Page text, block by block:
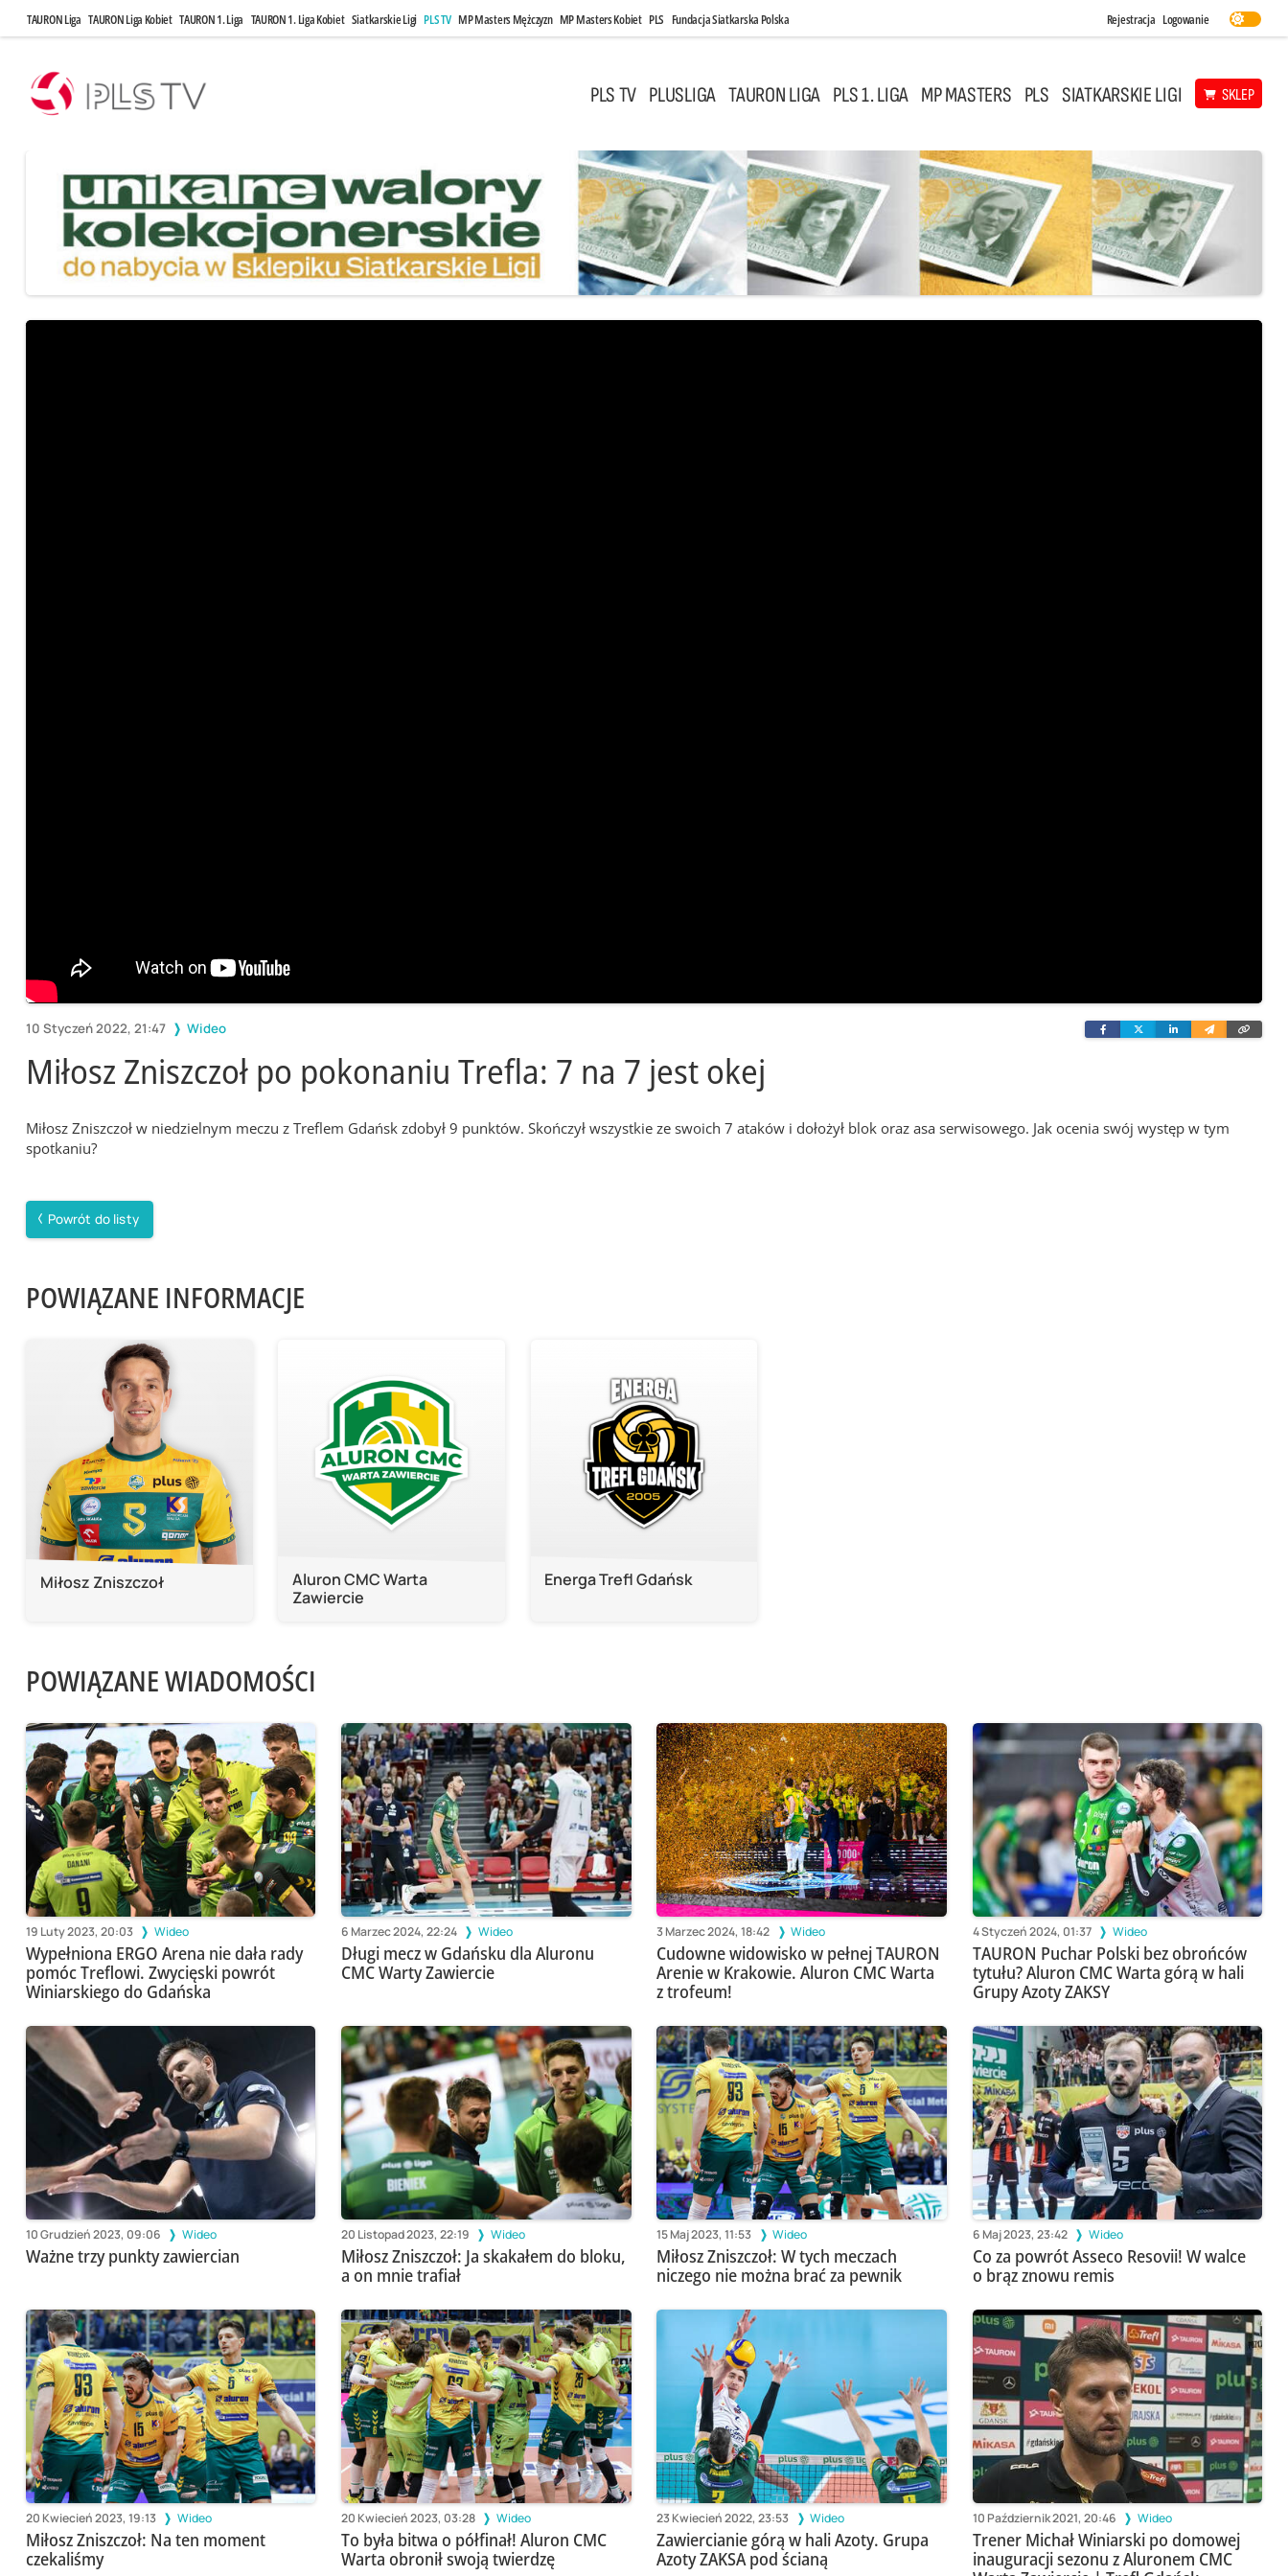
TAURON Liga TAURON Liga Kobiet TAURON 1. Liga TAURON 1. Liga Kobiet Siatkarskie Ligi PLS TV MP Masters Mężczyzn MP Masters Kobiet PLS Fundacja Siatkarska Polska Rejestracja Logowanie
PLS TV PLUSLIGA TAURON LIGA PLS 1. LIGA MP MASTERS PLS SIATKARSKIE LIGI SKLEP
10 Styczeń 2022, 21:47 Wideo FacebookTwitterLinkedinWyślij
e-
link
Miłosz Zniszczoł po pokonaniu Trefla: 7 na 7 jest okej
Miłosz Zniszczoł w niedzielnym meczu z Treflem Gdańsk zdobył 9 punktów. Skończył wszystkie ze swoich 7 ataków i dołożył blok oraz asa serwisowego. Jak ocenia swój występ w tym
spotkaniu?
Powrót do listy
POWIĄZANE INFORMACJE
Miłosz Zniszczoł
Aluron CMC Warta
Zawiercie
Energa Trefl Gdańsk
POWIĄZANE WIADOMOŚCI
19 Luty 2023, 20:03 Wideo
Wypełniona ERGO Arena nie dała rady
pomóc Treflowi. Zwycięski powrót
Winiarskiego do Gdańska
6 Marzec 2024, 22:24 Wideo
Długi mecz w Gdańsku dla Aluronu
CMC Warty Zawiercie
3 Marzec 2024, 18:42 Wideo
Cudowne widowisko w pełnej TAURON
Arenie w Krakowie. Aluron CMC Warta
z trofeum!
4 Styczeń 2024, 01:37 Wideo
TAURON Puchar Polski bez obrońców
tytułu? Aluron CMC Warta górą w hali
Grupy Azoty ZAKSY
10 Grudzień 2023, 09:06 Wideo
Ważne trzy punkty zawiercian
20 Listopad 2023, 22:19 Wideo
Miłosz Zniszczoł: Ja skakałem do bloku,
a on mnie trafiał
15 Maj 2023, 11:53 Wideo
Miłosz Zniszczoł: W tych meczach
niczego nie można brać za pewnik
6 Maj 2023, 23:42 Wideo
Co za powrót Asseco Resovii! W walce
o brąz znowu remis
20 Kwiecień 2023, 19:13 Wideo
Miłosz Zniszczoł: Na ten moment
czekaliśmy
20 Kwiecień 2023, 03:28 Wideo
To była bitwa o półfinał! Aluron CMC
Warta obronił swoją twierdzę
23 Kwiecień 2022, 23:53 Wideo
Zawiercianie górą w hali Azoty. Grupa
Azoty ZAKSA pod ścianą
10 Październik 2021, 20:46 Wideo
Trener Michał Winiarski po domowej
inauguracji sezonu z Aluronem CMC